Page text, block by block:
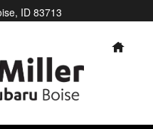
Oil Change
, ID 83713
HOME